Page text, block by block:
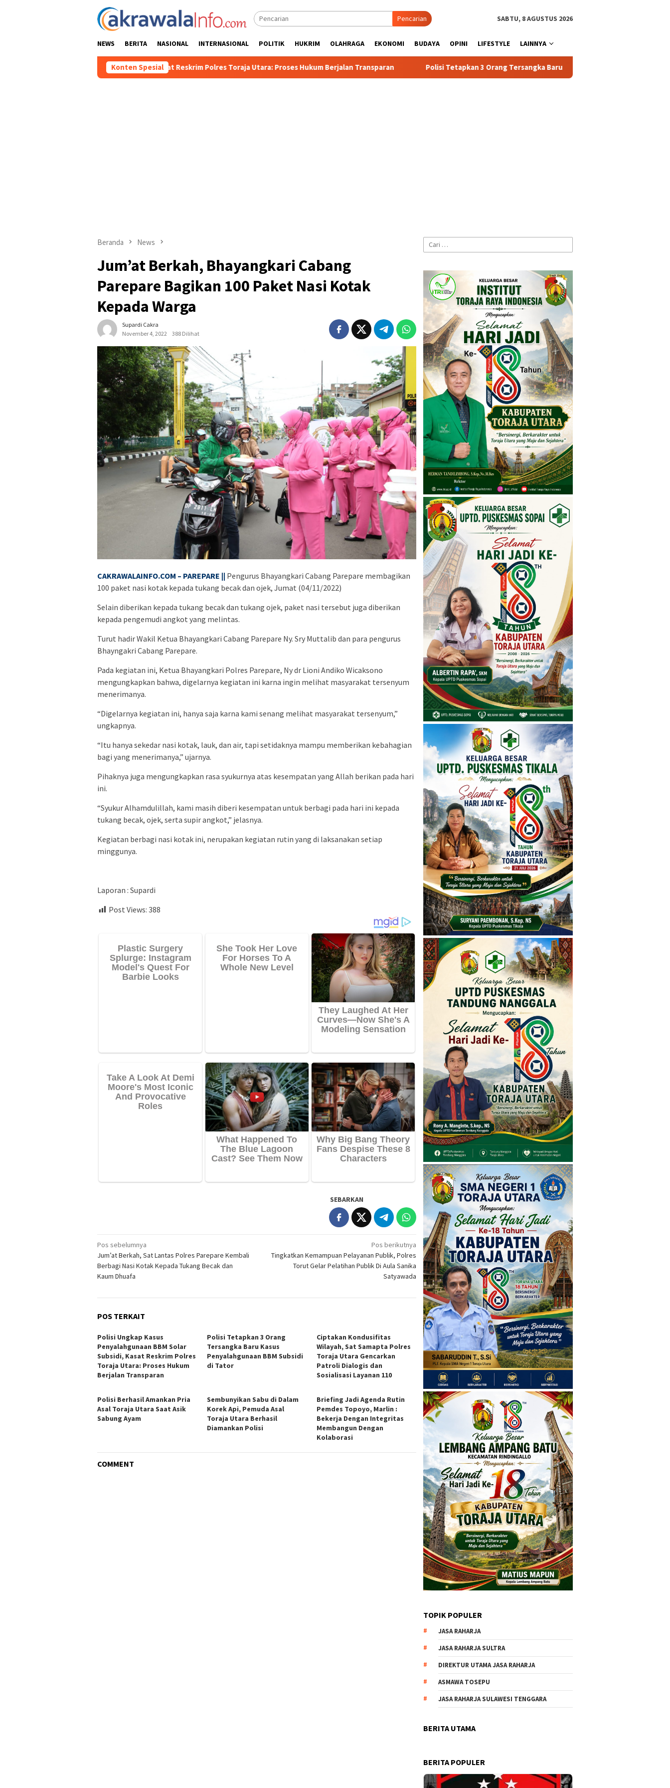
Pencarian SABTU, 8 AGUSTUS 2026
NEWS BERITA NASIONAL INTERNASIONAL POLITIK HUKRIM OLAHRAGA EKONOMI BUDAYA OPINI LIFESTYLE LAINNYA
Konten Spesial
Solar Subsidi, Kasat Reskrim Polres Toraja Utara: Proses Hukum Berjalan Transparan Polisi Tetapkan 3 Orang Tersangka Baru Kasus Penyalahgunaan BBM Subsidi di Tator
Beranda News
Jum’at Berkah, Bhayangkari Cabang
Parepare Bagikan 100 Paket Nasi Kotak
Kepada Warga
Supardi Cakra
November 4, 2022
388 Dilihat
CAKRAWALAINFO.COM – PAREPARE || Pengurus Bhayangkari Cabang Parepare membagikan
100 paket nasi kotak kepada tukang becak dan ojek, Jumat (04/11/2022)
Selain diberikan kepada tukang becak dan tukang ojek, paket nasi tersebut juga diberikan
kepada pengemudi angkot yang melintas.
Turut hadir Wakil Ketua Bhayangkari Cabang Parepare Ny. Sry Muttalib dan para pengurus
Bhayngakri Cabang Parepare.
Pada kegiatan ini, Ketua Bhayangkari Polres Parepare, Ny dr Lioni Andiko Wicaksono
mengungkapkan bahwa, digelarnya kegiatan ini karna ingin melihat masyarakat tersenyum
menerimanya.
“Digelarnya kegiatan ini, hanya saja karna kami senang melihat masyarakat tersenyum,”
ungkapnya.
“Itu hanya sekedar nasi kotak, lauk, dan air, tapi setidaknya mampu memberikan kebahagian
bagi yang menerimanya,” ujarnya.
Pihaknya juga mengungkapkan rasa syukurnya atas kesempatan yang Allah berikan pada hari
ini.
“Syukur Alhamdulillah, kami masih diberi kesempatan untuk berbagi pada hari ini kepada
tukang becak, ojek, serta supir angkot,” jelasnya.
Kegiatan berbagi nasi kotak ini, nerupakan kegiatan rutin yang di laksanakan setiap
minggunya.
Laporan : Supardi
Post Views: 388
SEBARKAN
Navigasi
pos
Pos sebelumnya
Jum’at Berkah, Sat Lantas Polres Parepare Kembali
Berbagi Nasi Kotak Kepada Tukang Becak dan
Kaum Dhuafa
Pos berikutnya
Tingkatkan Kemampuan Pelayanan Publik, Polres
Torut Gelar Pelatihan Publik Di Aula Sanika
Satyawada
POS TERKAIT
Polisi Ungkap Kasus
Penyalahgunaan BBM Solar
Subsidi, Kasat Reskrim Polres
Toraja Utara: Proses Hukum
Berjalan Transparan
Polisi Tetapkan 3 Orang
Tersangka Baru Kasus
Penyalahgunaan BBM Subsidi
di Tator
Ciptakan Kondusifitas
Wilayah, Sat Samapta Polres
Toraja Utara Gencarkan
Patroli Dialogis dan
Sosialisasi Layanan 110
Polisi Berhasil Amankan Pria
Asal Toraja Utara Saat Asik
Sabung Ayam
Sembunyikan Sabu di Dalam
Korek Api, Pemuda Asal
Toraja Utara Berhasil
Diamankan Polisi
Briefing Jadi Agenda Rutin
Pemdes Topoyo, Marlin :
Bekerja Dengan Integritas
Membangun Dengan
Kolaborasi
COMMENT
Cari
untuk:
TOPIK POPULER
JASA RAHARJA
JASA RAHARJA SULTRA
DIREKTUR UTAMA JASA RAHARJA
ASMAWA TOSEPU
JASA RAHARJA SULAWESI TENGGARA
BERITA UTAMA
BERITA POPULER